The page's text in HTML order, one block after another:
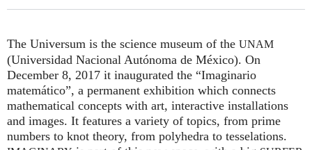
The Universum is the science museum of the UNAM
(Universidad Nacional Autónoma de México). On
December 8, 2017 it inaugurated the “Imaginario
matemático”, a permanent exhibition which connects
mathematical concepts with art, interactive installations
and images. It features a variety of topics, from prime
numbers to knot theory, from polyhedra to tesselations.